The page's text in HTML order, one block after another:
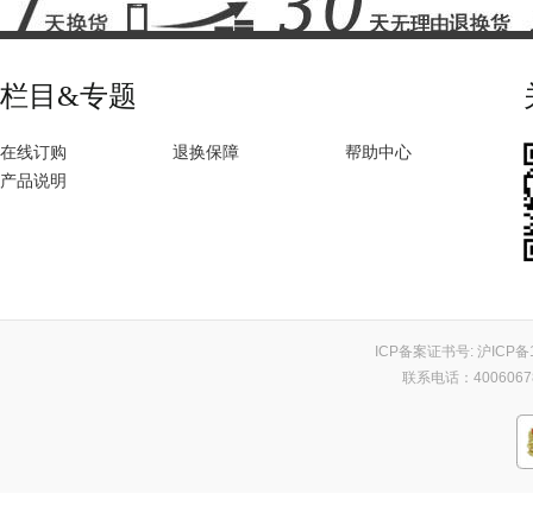
栏目&专题
在线订购 退换保障
帮助中心
产品说明
ICP备案证书号: 沪ICP
联系电话：